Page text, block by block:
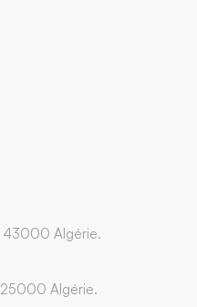
43000 Algérie.
25000 Algérie.